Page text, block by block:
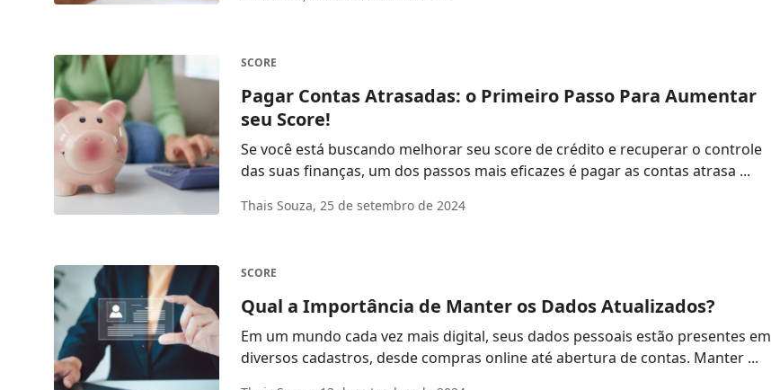
SCORE
Pagar Contas Atrasadas: o Primeiro Passo Para Aumentar
seu Score!
Se você está buscando melhorar seu score de crédito e recuperar o controle
das suas finanças, um dos passos mais eficazes é pagar as contas atrasa ...
Thais Souza, 25 de setembro de 2024
SCORE
Qual a Importância de Manter os Dados Atualizados?
Em um mundo cada vez mais digital, seus dados pessoais estão presentes em
diversos cadastros, desde compras online até abertura de contas. Manter ...